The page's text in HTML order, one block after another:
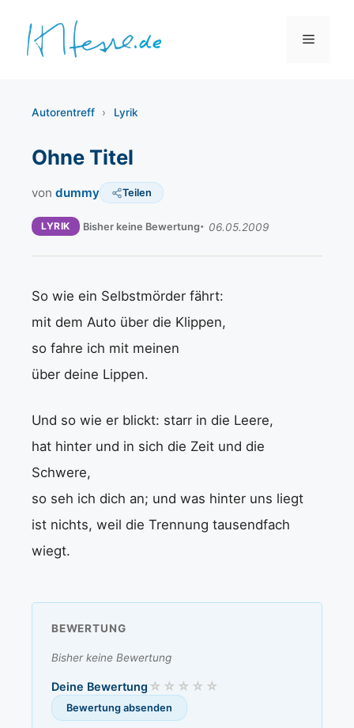
Inhalt
springen
Menü
Autorentreff › Lyrik
Ohne Titel
von dummy Teilen
LYRIK Bisher keine Bewertung 06.05.2009
So wie ein Selbstmörder fährt:
mit dem Auto über die Klippen,
so fahre ich mit meinen
über deine Lippen.
Und so wie er blickt: starr in die Leere,
hat hinter und in sich die Zeit und die
Schwere,
so seh ich dich an; und was hinter uns liegt
ist nichts, weil die Trennung tausendfach
wiegt.
BEWERTUNG
Bisher keine Bewertung
Deine Bewertung